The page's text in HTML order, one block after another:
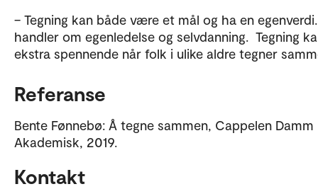
– Tegning kan både være et mål og ha en
handler om egenledelse og selvdanning. Tegning
ekstra spennende når folk i ulike aldre tegner
Referanse
Bente Fønnebø: Å tegne sammen, Cappelen Damm
Akademisk, 2019.
Kontakt